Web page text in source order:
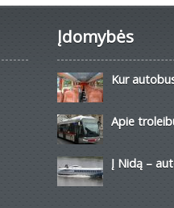
Įdomybės
Kur
Apie
Į Nidą –